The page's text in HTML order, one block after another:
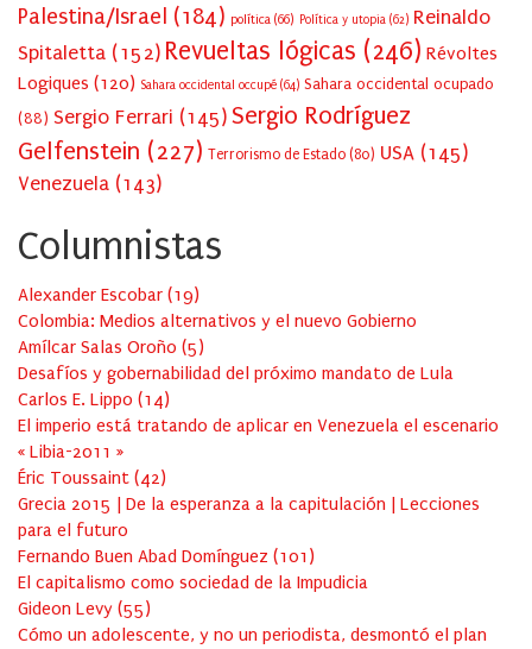
Palestina/Israel (184) política (66) Política y utopia (62) Reinaldo
Spitaletta (152) Revueltas lógicas (246) Révoltes
Logiques (120) Sahara occidental occupé (64) Sahara occidental ocupado
(88) Sergio Ferrari (145) Sergio Rodríguez
Gelfenstein (227) Terrorismo de Estado (80) USA (145)
Venezuela (143)
Columnistas
Alexander Escobar (19)
Colombia: Medios alternativos y el nuevo Gobierno
Amílcar Salas Oroño (5)
Desafíos y gobernabilidad del próximo mandato de Lula
Carlos E. Lippo (14)
El imperio está tratando de aplicar en Venezuela el escenario
« Libia-2011 »
Éric Toussaint (42)
Grecia 2015 | De la esperanza a la capitulación | Lecciones
para el futuro
Fernando Buen Abad Domínguez (101 )
El capitalismo como sociedad de la Impudicia
Gideon Levy (55)
Cómo un adolescente, y no un periodista, desmontó el plan